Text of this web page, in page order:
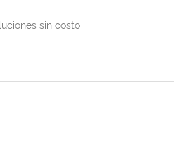
sin costo